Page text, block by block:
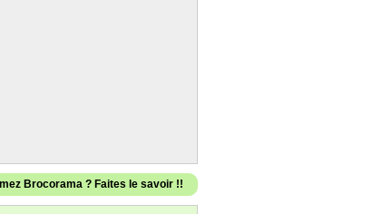
Brocorama ? Faites le savoir !!